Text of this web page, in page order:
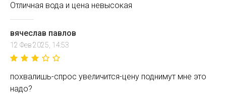
Отличная вода и цена невысокая
вячеслав павлов
12 Фев 2025, 14:53
похвалишь-спрос увеличится-цену поднимут мне это
надо?